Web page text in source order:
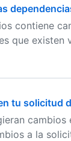
contiene
que existen
tu solicitud
a la